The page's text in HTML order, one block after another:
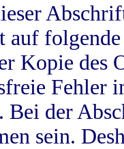
auf
Kopie des
Fehler
Bei der
sein.